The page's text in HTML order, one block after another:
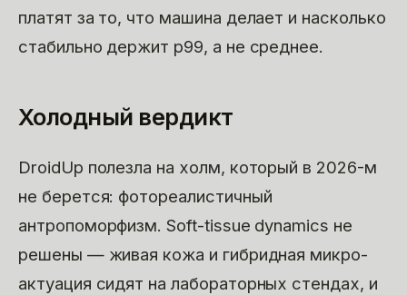
платят за то, что машина делает и насколько
стабильно держит p99, а не среднее.
Холодный вердикт
DroidUp полезла на холм, который в 2026-м
не берется: фотореалистичный
антропоморфизм. Soft-tissue dynamics не
решены — живая кожа и гибридная микро-
актуация сидят на лабораторных стендах, и